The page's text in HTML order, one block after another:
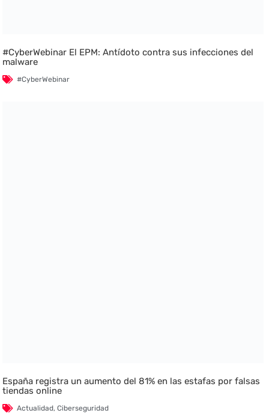
#CyberWebinar El EPM: Antídoto contra sus infecciones del
malware
#CyberWebinar
España registra un aumento del 81% en las estafas por falsas
tiendas online
Actualidad,Ciberseguridad